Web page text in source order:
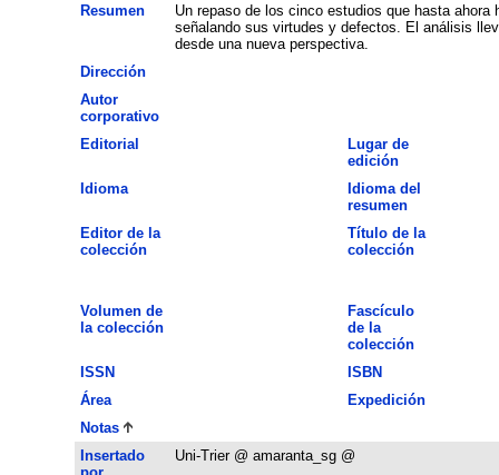
Resumen
Un repaso de los cinco estudios que hasta ahora
señalando sus virtudes y defectos. El análisis
desde una nueva perspectiva.
Dirección
Autor
corporativo
Editorial
Lugar de
edición
Idioma
Idioma del
resumen
Editor de la
colección
Título de la
colección
Volumen de
la colección
Fascículo
de la
colección
ISSN
ISBN
Área
Expedición
Notas
Insertado
Uni-Trier @ amaranta_sg @